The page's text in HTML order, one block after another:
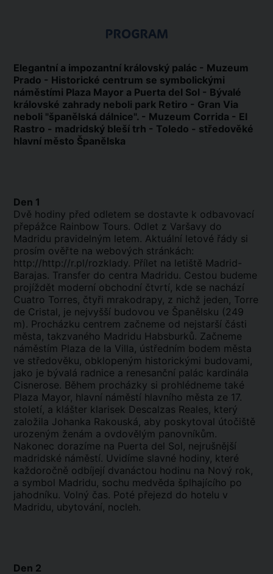
PROGRAM
Elegantní a impozantní královský palác - Muzeum
Prado - Historické centrum se symbolickými
náměstími Plaza Mayor a Puerta del Sol - Bývalé
královské zahrady neboli park Retiro - Gran Via
neboli "španělská dálnice". - Muzeum Corrida - El
Rastro - madridský bleší trh - Toledo - středověké
hlavní město Španělska
Den 1
Dvě hodiny před odletem se dostavte k odbavovací
přepážce Rainbow Tours. Odlet z Varšavy do
Madridu pravidelným letem. Aktuální letové řády si
prosím ověřte na webových stránkách:
http://http://r.pl/rozklady. Přílet na letiště Madrid-
Barajas. Transfer do centra Madridu. Cestou budeme
projíždět moderní obchodní čtvrtí, kde se nachází
Cuatro Torres, čtyři mrakodrapy, z nichž jeden, Torre
de Cristal, je nejvyšší budovou ve Španělsku (249
m). Procházku centrem začneme od nejstarší části
města, takzvaného Madridu Habsburků. Začneme
náměstím Plaza de la Villa, ústředním bodem města
ve středověku, obklopeným historickými budovami,
jako je bývalá radnice a renesanční palác kardinála
Cisnerose. Během procházky si prohlédneme také
Plaza Mayor, hlavní náměstí hlavního města ze 17.
století, a klášter klarisek Descalzas Reales, který
založila Johanka Rakouská, aby poskytoval útočiště
urozeným ženám a ovdovělým panovníkům.
Nakonec dorazíme na Puerta del Sol, nejrušnější
madridské náměstí. Uvidíme slavné hodiny, které
každoročně odbíjejí dvanáctou hodinu na Nový rok,
a symbol Madridu, sochu medvěda šplhajícího po
jahodníku. Volný čas. Poté přejezd do hotelu v
Madridu, ubytování, nocleh.
Den 2